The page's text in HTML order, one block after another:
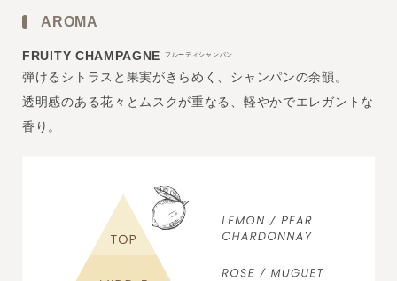
AROMA
FRUITY CHAMPAGNE フルーティシャンパン
弾けるシトラスと果実がきらめく、シャンパンの余韻。
透明感のある花々とムスクが重なる、軽やかでエレガントな
香り。